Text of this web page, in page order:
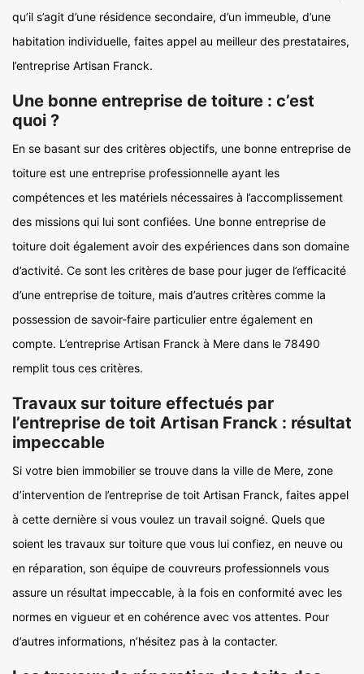
qu’il s’agit d’une résidence secondaire, d’un immeuble, d’une
habitation individuelle, faites appel au meilleur des prestataires,
l’entreprise Artisan Franck.
Une bonne entreprise de toiture : c’est
quoi ?
En se basant sur des critères objectifs, une bonne entreprise de
toiture est une entreprise professionnelle ayant les
compétences et les matériels nécessaires à l’accomplissement
des missions qui lui sont confiées. Une bonne entreprise de
toiture doit également avoir des expériences dans son domaine
d’activité. Ce sont les critères de base pour juger de l’efficacité
d’une entreprise de toiture, mais d’autres critères comme la
possession de savoir-faire particulier entre également en
compte. L’entreprise Artisan Franck à Mere dans le 78490
remplit tous ces critères.
Travaux sur toiture effectués par
l’entreprise de toit Artisan Franck : résultat
impeccable
Si votre bien immobilier se trouve dans la ville de Mere, zone
d’intervention de l’entreprise de toit Artisan Franck, faites appel
à cette dernière si vous voulez un travail soigné. Quels que
soient les travaux sur toiture que vous lui confiez, en neuve ou
en réparation, son équipe de couvreurs professionnels vous
assure un résultat impeccable, à la fois en conformité avec les
normes en vigueur et en cohérence avec vos attentes. Pour
d’autres informations, n’hésitez pas à la contacter.